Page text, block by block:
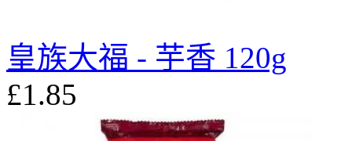
皇族大福 - 芋香 120g
£1.85